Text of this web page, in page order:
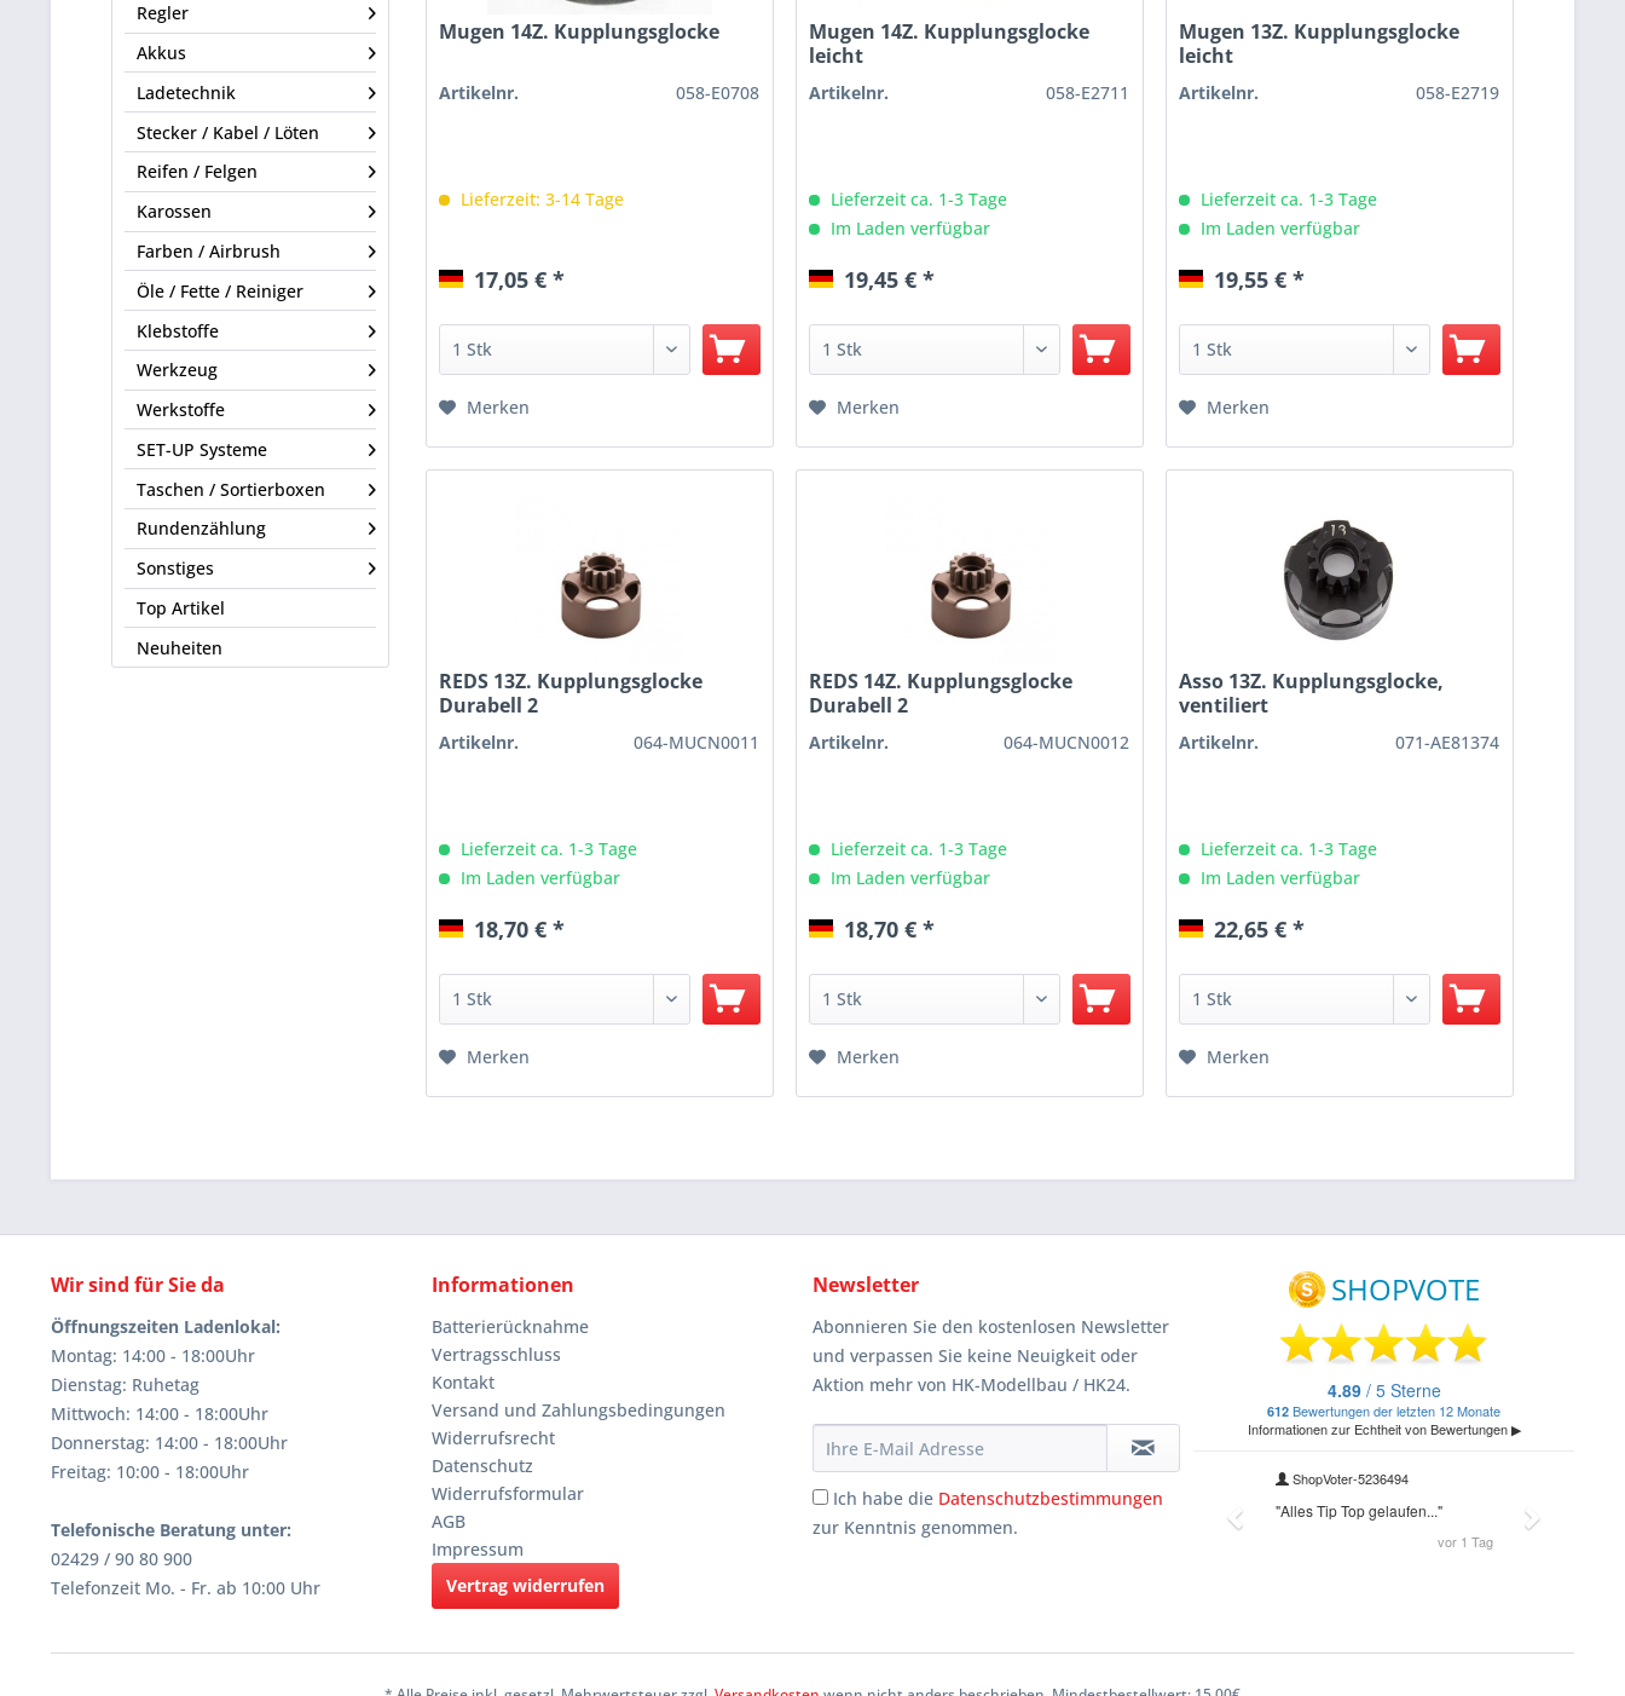
Regler
Akkus
Ladetechnik
Stecker / Kabel / Löten
Reifen / Felgen
Karossen
Farben / Airbrush
Öle / Fette / Reiniger
Klebstoffe
Werkzeug
Werkstoffe
SET-UP Systeme
Taschen / Sortierboxen
Rundenzählung
Sonstiges
Top Artikel
Neuheiten
Mugen 14Z. Kupplungsglocke
Artikelnr. 058-E0708
Lieferzeit: 3-14 Tage
17,05 € *
Merken
Mugen 14Z. Kupplungsglocke
leicht
Artikelnr. 058-E2711
Lieferzeit ca. 1-3 Tage
Im Laden verfügbar
19,45 € *
Merken
Mugen 13Z. Kupplungsglocke
leicht
Artikelnr. 058-E2719
Lieferzeit ca. 1-3 Tage
Im Laden verfügbar
19,55 € *
Merken
REDS 13Z. Kupplungsglocke
Durabell 2
Artikelnr. 064-MUCN0011
Lieferzeit ca. 1-3 Tage
Im Laden verfügbar
18,70 € *
Merken
REDS 14Z. Kupplungsglocke
Durabell 2
Artikelnr. 064-MUCN0012
Lieferzeit ca. 1-3 Tage
Im Laden verfügbar
18,70 € *
Merken
Asso 13Z. Kupplungsglocke,
ventiliert
Artikelnr. 071-AE81374
Lieferzeit ca. 1-3 Tage
Im Laden verfügbar
22,65 € *
Merken
Wir sind für Sie da
Öffnungszeiten Ladenlokal:
Montag: 14:00 - 18:00Uhr
Dienstag: Ruhetag
Mittwoch: 14:00 - 18:00Uhr
Donnerstag: 14:00 - 18:00Uhr
Freitag: 10:00 - 18:00Uhr
Telefonische Beratung unter:
02429 / 90 80 900
Telefonzeit Mo. - Fr. ab 10:00 Uhr
Informationen
Batterierücknahme
Vertragsschluss
Kontakt
Versand und Zahlungsbedingungen
Widerrufsrecht
Datenschutz
Widerrufsformular
AGB
Impressum
Vertrag widerrufen
Newsletter
Abonnieren Sie den kostenlosen Newsletter
und verpassen Sie keine Neuigkeit oder
Aktion mehr von HK-Modellbau / HK24.
Ich habe die Datenschutzbestimmungen
zur Kenntnis genommen.